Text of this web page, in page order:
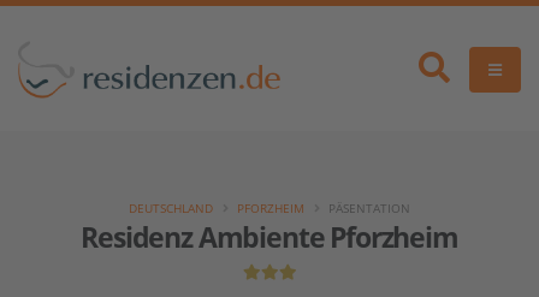
Residenz Ambiente Pforzheim
DEUTSCHLAND PFORZHEIM PÄSENTATION